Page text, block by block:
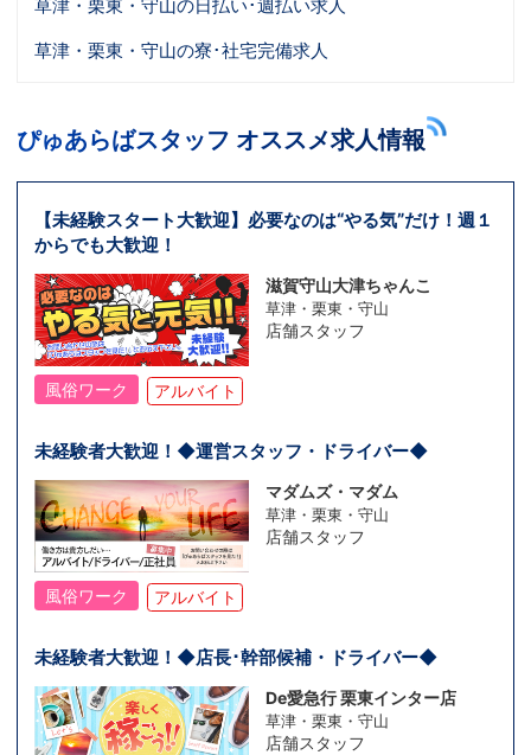
草津・栗東・守山の日払い･週払い求人
草津・栗東・守山の寮･社宅完備求人
ぴゅあらばスタッフ オススメ求人情報
【未経験スタート大歓迎】必要なのは“やる気”だけ！週１
からでも大歓迎！
滋賀守山大津ちゃんこ
草津・栗東・守山
店舗スタッフ
風俗ワーク アルバイト
未経験者大歓迎！◆運営スタッフ・ドライバー◆
マダムズ・マダム
草津・栗東・守山
店舗スタッフ
風俗ワーク アルバイト
未経験者大歓迎！◆店長･幹部候補・ドライバー◆
De愛急行 栗東インター店
草津・栗東・守山
店舗スタッフ